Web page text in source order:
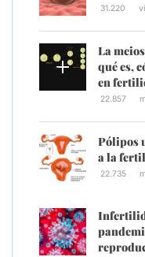
31.220
La
qué es,
en
22.857
Pólipos
a la
22.735